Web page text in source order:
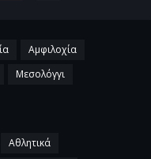
Αμφιλοχία
Μεσολόγγι
Αθλητικά